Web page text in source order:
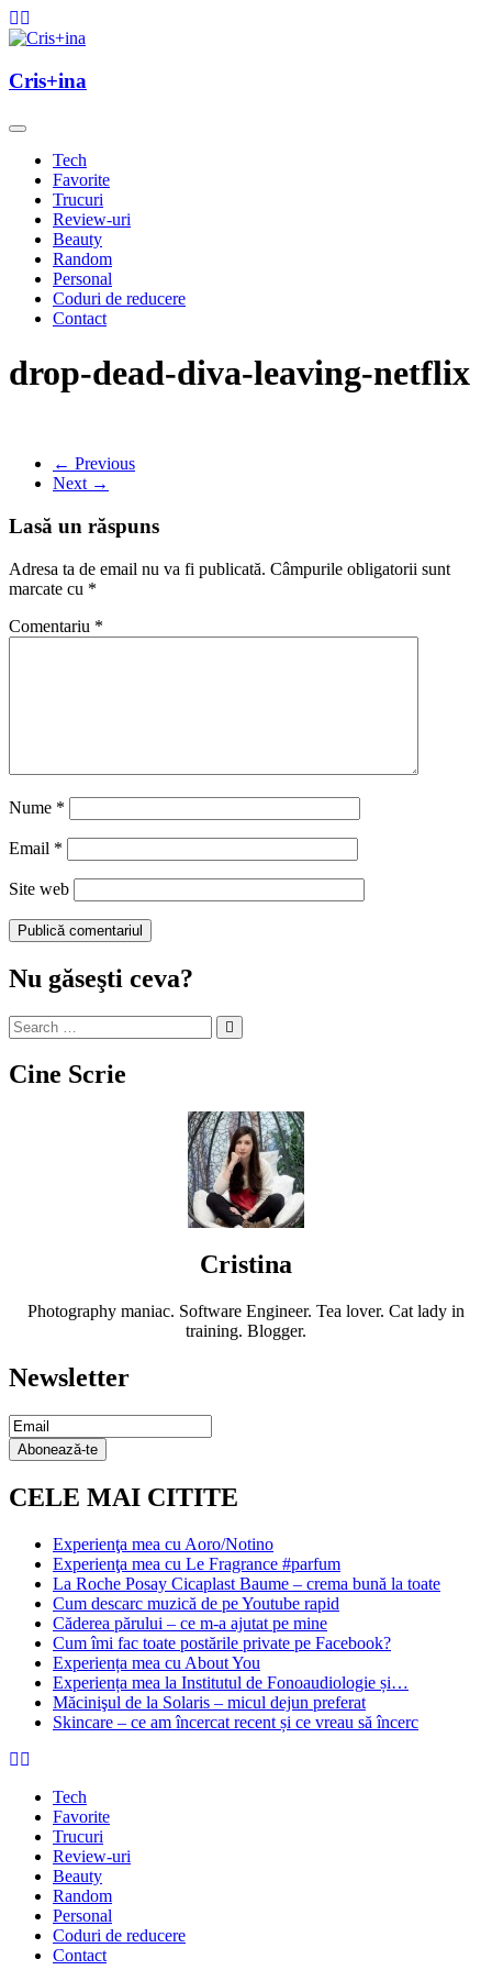
Skip
to
Cris+ina
Cris+ina
Tech
Favorite
Trucuri
Review-uri
Beauty
Random
Personal
Coduri de reducere
Contact
drop-dead-diva-leaving-netflix
← Previous
Next →
Lasă un răspuns
Adresa ta de email nu va fi publicată. Câmpurile obligatorii sunt
marcate cu *
Comentariu *
Nume *
Email *
Site web
Nu găseşti ceva?
Cine Scrie
Cristina
Photography maniac. Software Engineer. Tea lover. Cat lady in
training. Blogger.
Newsletter
Email Subscription
Abonează-te
CELE MAI CITITE
Experienţa mea cu Aoro/Notino
Experienţa mea cu Le Fragrance #parfum
La Roche Posay Cicaplast Baume – crema bună la toate
Cum descarc muzică de pe Youtube rapid
Căderea părului – ce m-a ajutat pe mine
Cum îmi fac toate postările private pe Facebook?
Experiența mea cu About You
Experiența mea la Institutul de Fonoaudiologie și…
Măcinişul de la Solaris – micul dejun preferat
Skincare – ce am încercat recent și ce vreau să încerc
Tech
Favorite
Trucuri
Review-uri
Beauty
Random
Personal
Coduri de reducere
Contact